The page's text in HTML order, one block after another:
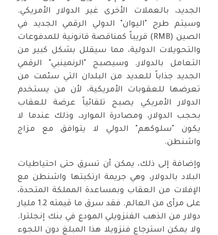
الجديد، بالعملات الأخرى غير الدولار الأمريكي.
وسيتم طرح "اليوان" الدولي الرقمي الجديد في
الصين (RMB) قريباً كمناقصة قانونية للمدفوعات
والتحويلات الدولية، مما سيقلل بشكل كبير من
التعامل بالدولار. وسيصبح "الرنمينبي" الرقمي
الجديد جذاباً للعديد من البلدان التي سئمت من
تعرضها للعقوبات الأمريكية، لأن من يستخدم
الدولار الأمريكي يصبح تلقائياً عرضة للعقاب
بحجب الدولار، ومصادرة الموارد، وذلك عندما لا
يكون "سلوكهم" الدولي لا يتوافق مع مزاج
واشنطن.
وإضافة إلى ذلك، يمكن أن تسرق حتى احتياطيات
البلاد بالدولار، وهي جريمة ارتكبتها واشنطن مع
الإفلات من العقاب وبمساعدة المملكة المتحدة،
على مرأى من العالم. فقد سرق ما قيمته 1.2 مليار
دولار من الذهب الفنزويلي المودع في بنك إنجلترا.
ولا يمكن استرجاع فنزويلا هذا المبلغ دون اللجوء